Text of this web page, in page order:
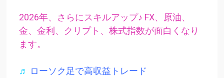
2026年、さらにスキルアップ♪ FX、原油、
金、金利、クリプト、株式指数が面白くなり
ます。
♬ ローソク足で高収益トレード